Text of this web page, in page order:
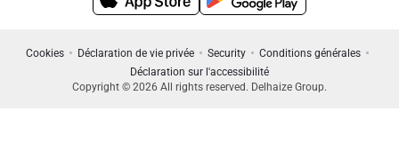
Cookies Déclaration de vie privée Security
Conditions générales
Déclaration sur l'accessibilité
Copyright © 2026 All rights reserved. Delhaize Group.